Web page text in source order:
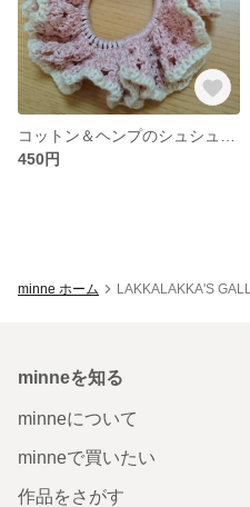
450円
minne ホーム LAKKALAKKA'S
minneを知る
minneについて
minneで買いたい
作品をさがす